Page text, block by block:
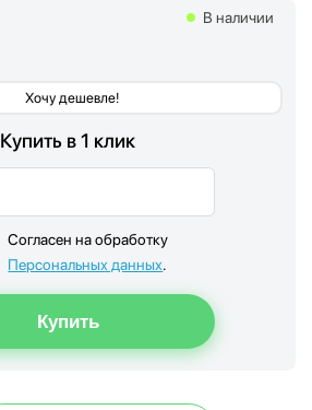
Хочу дешевле!
В наличии
Купить в 1 клик
Согласен на обработку
Персональных данных.